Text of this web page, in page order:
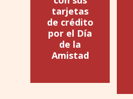
tarjetas
de crédito
por el Día
de la
Amistad